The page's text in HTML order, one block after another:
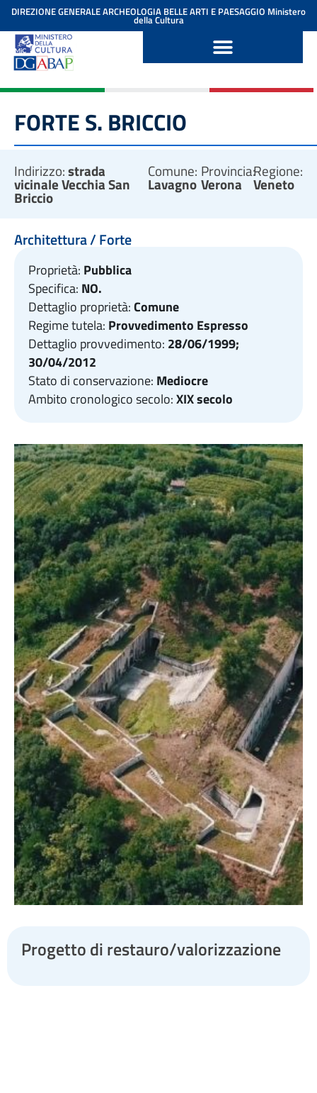
contenuto
DIREZIONE GENERALE ARCHEOLOGIA BELLE ARTI E PAESAGGIO Ministero
della Cultura
FORTE S. BRICCIO
Indirizzo:strada
vicinale Vecchia San
Briccio
Comune:
Lavagno
Provincia:
Verona
Regione:
Veneto
Architettura / Forte
Proprietà: Pubblica
Specifica: NO.
Dettaglio proprietà:Comune
Regime tutela: Provvedimento Espresso
Dettaglio provvedimento: 28/06/1999;
30/04/2012
Stato di conservazione: Mediocre
Ambito cronologico secolo:XIX secolo
Progetto di restauro/valorizzazione